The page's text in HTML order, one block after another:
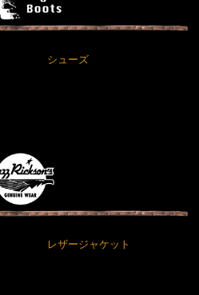
シューズ
レザージャケット